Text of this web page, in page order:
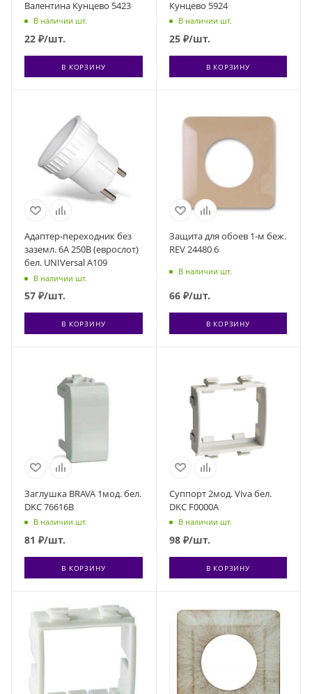
Валентина Кунцево 5423
В наличии шт.
22 ₽/шт.
В КОРЗИНУ
Кунцево 5924
В наличии шт.
25₽/шт.
В КОРЗИНУ
Адаптер-переходник без
заземл. 6А 250В (еврослот)
бел. UNIVersal А109
В наличии шт.
57 ₽/шт.
В КОРЗИНУ
Защита для обоев 1-м беж.
REV 24480 6
В наличии шт.
66₽/шт.
В КОРЗИНУ
Заглушка BRAVA 1мод. бел.
DKC 76616B
В наличии шт.
81 ₽/шт.
В КОРЗИНУ
Суппорт 2мод. Viva бел.
DKC F0000A
В наличии шт.
98₽/шт.
В КОРЗИНУ